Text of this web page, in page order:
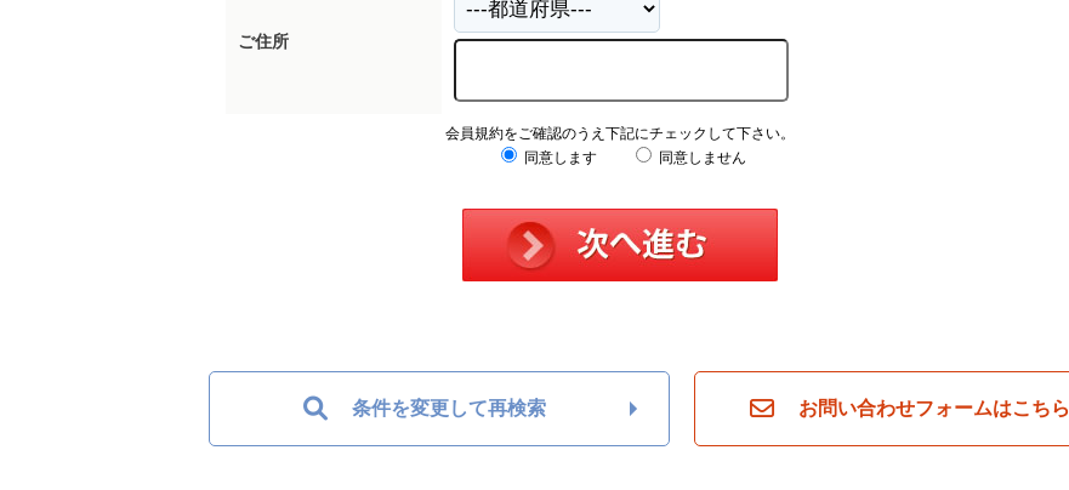
ご住所
会員規約をご確認のうえ下記にチェックして下さい。
同意します
同意しません
条件を変更して再検索 お問い合わせフォームはこちら